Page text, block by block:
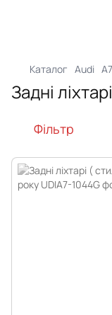
Каталог Audi
Задні ліхтарі
Фільтр